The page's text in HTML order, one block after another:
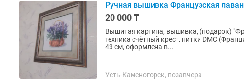
Ручная вышивка Французская
20 000 ₸
Вышитая картина, вышивка, (подарок)
техника счётный крест, нитки DMC
43 см, оформлена в...
Усть-Каменогорск, позавчера